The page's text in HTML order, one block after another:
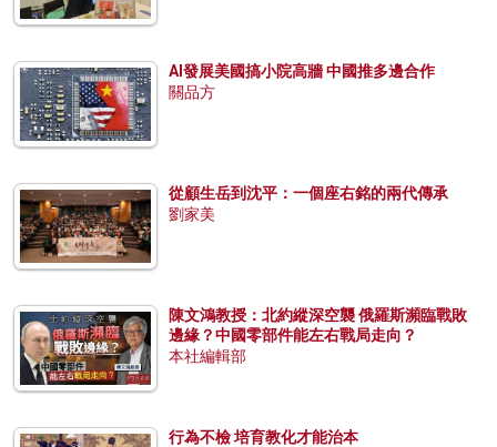
AI發展美國搞小院高牆 中國推多邊合作
關品方
從顧生岳到沈平：一個座右銘的兩代傳承
劉家美
陳文鴻教授：北約縱深空襲 俄羅斯瀕臨戰敗
邊緣？中國零部件能左右戰局走向？
本社編輯部
行為不檢 培育教化才能治本